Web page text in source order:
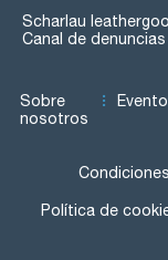
Scharlau
Canal de denuncias
Sobre
nosotros
Política de